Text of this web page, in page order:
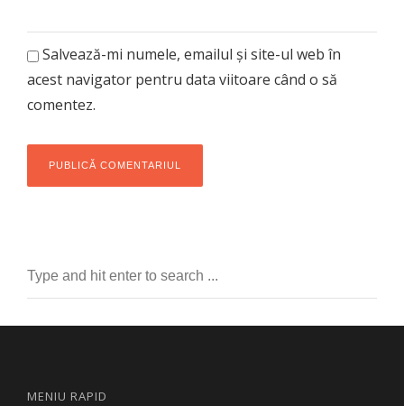
Salvează-mi numele, emailul și site-ul web în
acest navigator pentru data viitoare când o să
comentez.
MENIU RAPID